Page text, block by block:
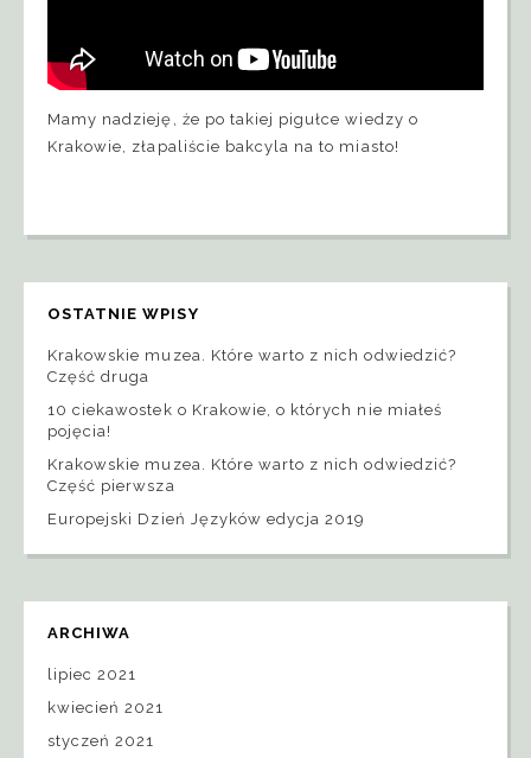
Mamy nadzieję, że po takiej pigułce wiedzy o
Krakowie, złapaliście bakcyla na to miasto!
OSTATNIE WPISY
Krakowskie muzea. Które warto z nich odwiedzić?
Część druga
10 ciekawostek o Krakowie, o których nie miałeś
pojęcia!
Krakowskie muzea. Które warto z nich odwiedzić?
Część pierwsza
Europejski Dzień Języków edycja 2019
ARCHIWA
lipiec 2021
kwiecień 2021
styczeń 2021